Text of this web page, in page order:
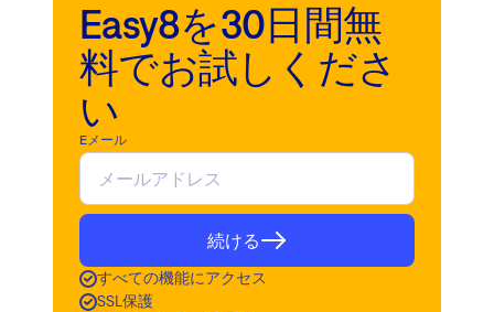
Easy8を30日間無
料でお試しくださ
い
Eメール
続ける
すべての機能にアクセス
SSL保護